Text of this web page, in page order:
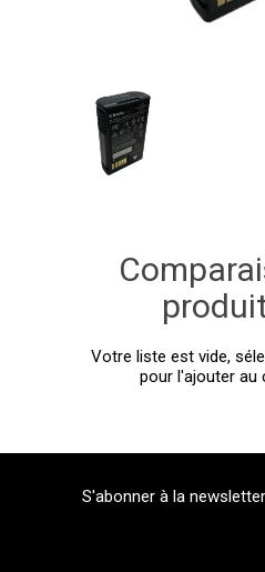
Votre liste est vide,
pour l'ajouter au
S'abonner à la newsletter